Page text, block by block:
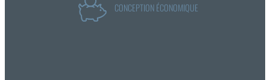
CONCEPTION ÉCONOMIQUE